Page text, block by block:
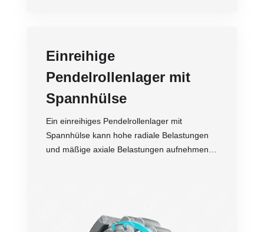
Temperaturbeständigkeit
Einreihige
Pendelrollenlager mit
Spannhülse
Ein einreihiges Pendelrollenlager mit
Spannhülse kann hohe radiale Belastungen
und mäßige axiale Belastungen aufnehmen.